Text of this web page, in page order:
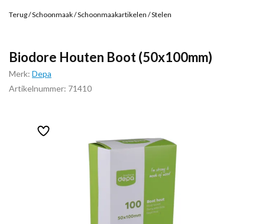
Terug/Schoonmaak/Schoonmaakartikelen /Stelen
Biodore Houten Boot (50x100mm)
Merk: Depa
Artikelnummer: 71410